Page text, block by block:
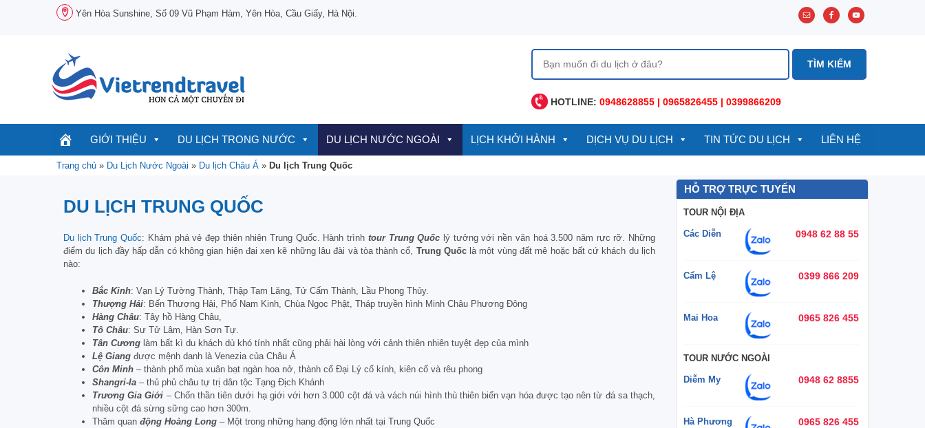
Yên Hòa Sunshine, Số 09 Vũ Phạm Hàm, Yên Hòa, Cầu Giấy, Hà Nội.
Tìm
kiếm
HOTLINE: 0948628855 | 0965826455 | 0399866209
GIỚI THIỆU DU LỊCH TRONG NƯỚC DU LỊCH NƯỚC NGOÀI LỊCH KHỞI HÀNH DỊCH VỤ DU LỊCH TIN TỨC DU LỊCH LIÊN HỆ
Trang chủ » Du Lịch Nước Ngoài » Du lịch Châu Á » Du lịch Trung Quốc
DU LỊCH TRUNG QUỐC
Du lịch Trung Quốc: Khám phá vẻ đẹp thiên nhiên Trung Quốc. Hành trình tour Trung Quốc lý tưởng với nền văn hoá 3.500 năm rực rỡ. Những
điểm du lịch đầy hấp dẫn có không gian hiện đại xen kẽ những lâu đài và tòa thành cổ, Trung Quốclà một vùng đất mê hoặc bất cứ khách du lịch
nào:
Bắc Kinh: Vạn Lý Tường Thành, Thập Tam Lăng, Tử Cấm Thành, Lầu Phong Thủy.
Thượng Hải: Bến Thượng Hải, Phố Nam Kinh, Chùa Ngọc Phật, Tháp truyền hình Minh Châu Phương Đông
Hàng Châu: Tây hồ Hàng Châu,
Tô Châu: Sư Tử Lâm, Hàn Sơn Tự.
Tân Cương làm bất kì du khách dù khó tính nhất cũng phải hài lòng với cảnh thiên nhiên tuyệt đẹp của mình
Lệ Giang được mệnh danh là Venezia của Châu Á
Côn Minh – thành phố mùa xuân bạt ngàn hoa nở, thành cổ Đại Lý cổ kính, kiên cố và rêu phong
Shangri-la – thủ phủ châu tự trị dân tộc Tạng Địch Khánh
Trương Gia Giới – Chốn thần tiên dưới hạ giới với hơn 3.000 cột đá và vách núi hình thù thiên biến vạn hóa được tạo nên từ đá sa thạch,
nhiều cột đá sừng sững cao hơn 300m.
Thăm quan động Hoàng Long – Một trong những hang động lớn nhất tại Trung Quốc
HỖ TRỢ TRỰC TUYẾN
TOUR NỘI ĐỊA
Các Diễn 0948 62 88 55
Cẩm Lệ 0399 866 209
Mai Hoa 0965 826 455
TOUR NƯỚC NGOÀI
Diễm My 0948 62 8855
Hà Phương 0965 826 455